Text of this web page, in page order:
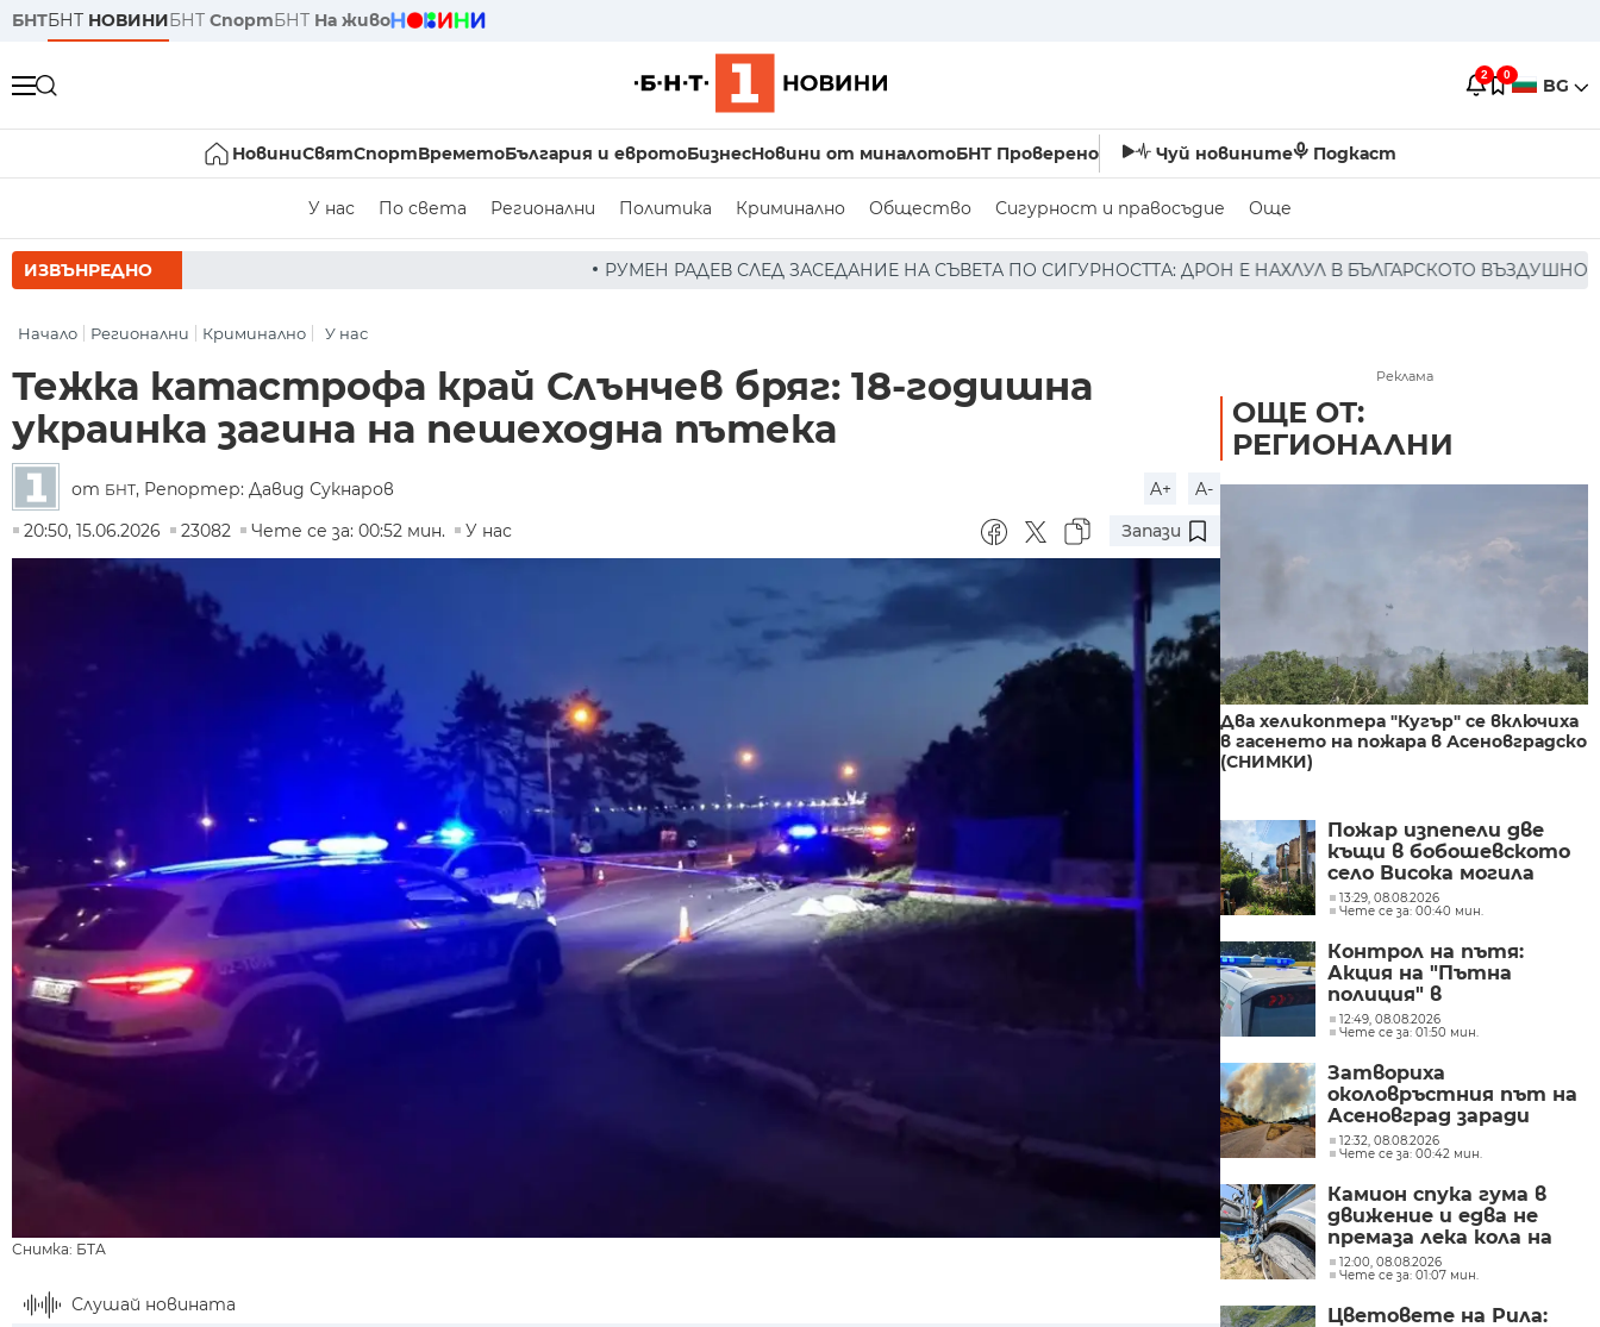
БНТБНТ НОВИНИБНТ СпортБНТ На живо
2 0 BG
НовиниСвятСпортВреметоБългария и евротоБизнесНовини от миналотоБНТ Проверено Чуй новините Подкаст
У нас По света Регионални Политика Криминално Общество Сигурност и правосъдие Още
ИЗВЪНРЕДНО РУМЕН РАДЕВ СЛЕД ЗАСЕДАНИЕ НА СЪВЕТА ПО СИГУРНОСТТА: ДРОН Е НАХЛУЛ В БЪЛГАРСКОТО ВЪЗДУШНО ПРОСТРАНСТВО *
Начало Регионални Криминално У нас
Тежка катастрофа край Слънчев бряг: 18-годишна
украинка загина на пешеходна пътека
от БНТ, Репортер: Давид Сукнаров A+
A-
20:50, 15.06.2026
23082 Чете се за: 00:52 мин. У нас Запази
Снимка: БТА
Слушай новината
Реклама
ОЩЕ ОТ:
РЕГИОНАЛНИ
Два хеликоптера "Кугър" се включиха
в гасенето на пожара в Асеновградско
(СНИМКИ)
Пожар изпепели две
къщи в бобошевското
село Висока могила
(СНИМКИ)
13:29, 08.08.2026
Чете се за: 00:40 мин.
Контрол на пътя:
Акция на "Пътна
полиция" в
Кюстендилско
(СНИМКИ)
12:49, 08.08.2026
Чете се за: 01:50 мин.
Затвориха
околовръстния път на
Асеновград заради
пожар (СНИМКИ)
12:32, 08.08.2026
Чете се за: 00:42 мин.
Камион спука гума в
движение и едва не
премаза лека кола на
Подбалканския път
(СНИМКИ)
12:00, 08.08.2026
Чете се за: 01:07 мин.
Цветовете на Рила: